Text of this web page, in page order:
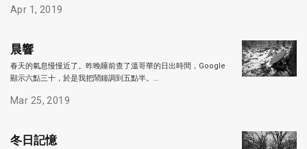
Apr 1, 2019
晨響
春天的氣息慢慢近了。昨晚睡前查了溫哥華的日出時間，Google
顯示六點三十，於是我把鬧鐘調到五點半。…
Mar 25, 2019
冬日記憶